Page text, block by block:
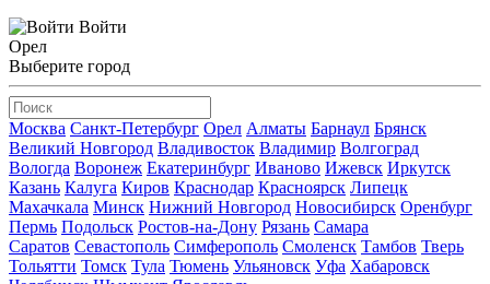
Войти
Орел
Выберите город
Москва Санкт-Петербург Орел Алматы Барнаул Брянск
Великий Новгород Владивосток Владимир Волгоград
Вологда Воронеж Екатеринбург Иваново Ижевск Иркутск
Казань Калуга Киров Краснодар Красноярск Липецк
Махачкала Минск Нижний Новгород Новосибирск Оренбург
Пермь Подольск Ростов-на-Дону Рязань Самара
Саратов Севастополь Симферополь Смоленск Тамбов Тверь
Тольятти Томск Тула Тюмень Ульяновск Уфа Хабаровск